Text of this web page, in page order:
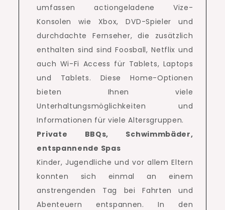
umfassen actiongeladene Vize-
Konsolen wie Xbox, DVD-Spieler und
durchdachte Fernseher, die zusätzlich
enthalten sind sind Foosball, Netflix und
auch Wi-Fi Access für Tablets, Laptops
und Tablets. Diese Home-Optionen
bieten Ihnen viele
Unterhaltungsmöglichkeiten und
Informationen für viele Altersgruppen.
Private BBQs, Schwimmbäder,
entspannende Spas
Kinder, Jugendliche und vor allem Eltern
konnten sich einmal an einem
anstrengenden Tag bei Fahrten und
Abenteuern entspannen.In den